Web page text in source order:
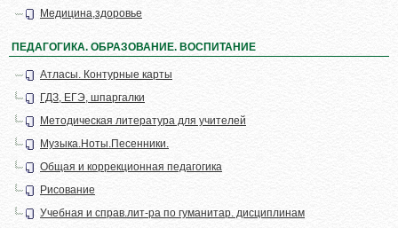
Медицина,здоровье
ПЕДАГОГИКА. ОБРАЗОВАНИЕ. ВОСПИТАНИЕ
Атласы. Контурные карты
ГДЗ, ЕГЭ, шпаргалки
Методическая литература для учителей
Музыка.Ноты.Песенники.
Общая и коррекционная педагогика
Рисование
Учебная и справ.лит-ра по гуманитар. дисциплинам